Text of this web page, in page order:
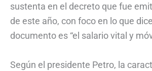
sustenta en el decreto que fue
de este año, con foco en lo que
documento es “el salario vital y
Según el presidente Petro, la